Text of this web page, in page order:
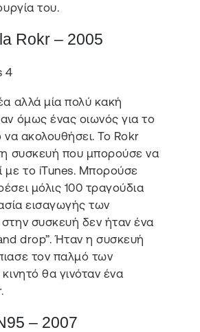
του.
Rokr – 2005
αλλά μία πολύ κακή
όμως ένας οιωνός για το
να ακολουθήσει. Το Rokr
συσκευή που μπορούσε να
με το iTunes. Μπορούσε
μόλις 100 τραγούδια
εισαγωγής των
συσκευή δεν ήταν ένα
drop”. Ήταν η συσκευή
τον παλμό των
θα γινόταν ένα
– 2007